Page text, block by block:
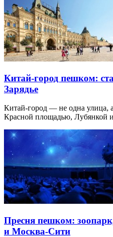
Китай-город пешком:
Зарядье
Китай-город — не одна улица,
Красной площадью, Лубянкой
Пресня пешком:
и Москва-Сити